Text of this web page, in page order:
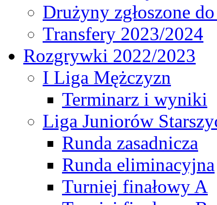
Drużyny zgłoszone
Transfery 2023/2024
Rozgrywki 2022/2023
I Liga Mężczyzn
Terminarz i wyniki
Liga Juniorów
Runda zasadnicza
Runda eliminacyjna
Turniej finałowy A